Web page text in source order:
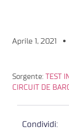
Aprile 1, 2021
Sorgente: TEST
CIRCUIT DE
Condividi: